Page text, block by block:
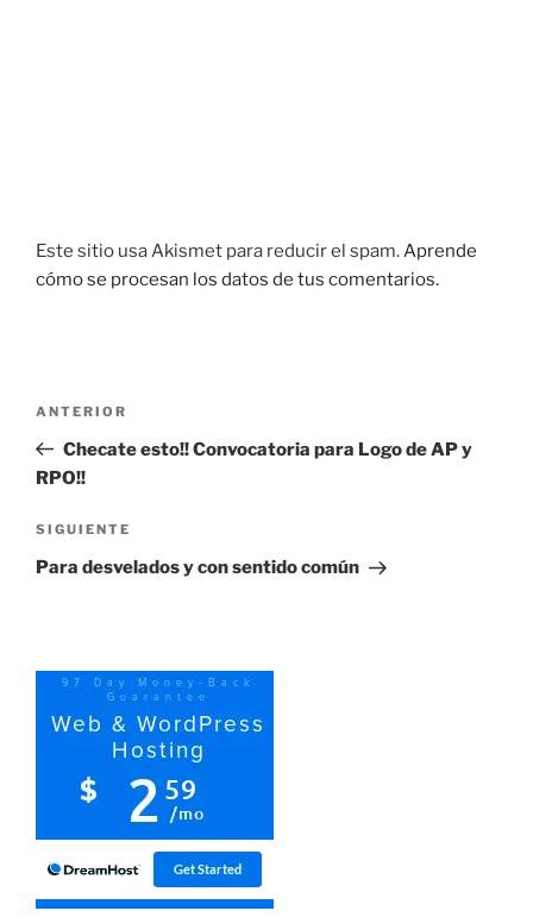
Este sitio usa Akismet para reducir el spam.Aprende
cómo se procesan los datos de tus comentarios.
entradas
Entrada
anterior:
ANTERIOR
Checate esto!! Convocatoria para Logo de AP y
RPO!!
Siguiente
entrada
SIGUIENTE
Para desvelados y con sentido común